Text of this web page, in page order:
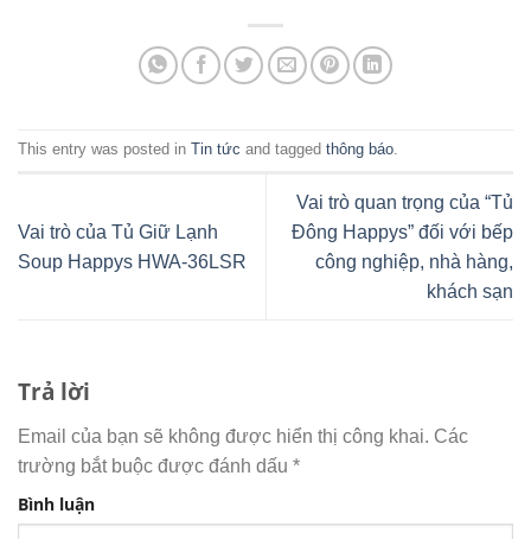
This entry was posted in Tin tức and tagged thông báo.
Vai trò của Tủ Giữ Lạnh
Soup Happys HWA-36LSR
Vai trò quan trọng của “Tủ
Đông Happys” đối với bếp
công nghiệp, nhà hàng,
khách sạn
Trả lời
Email của bạn sẽ không được hiển thị công khai. Các
trường bắt buộc được đánh dấu *
Bình luận